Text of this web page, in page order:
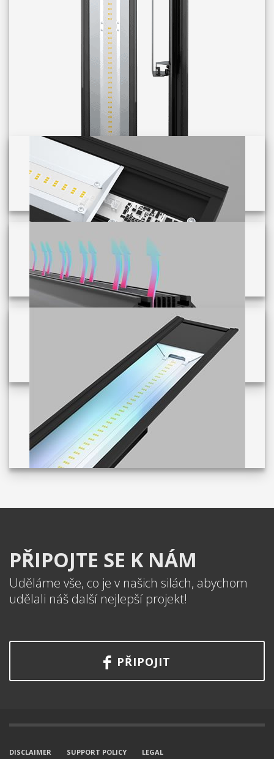
PŘIPOJTE SE K NÁM
Uděláme vše, co je v našich silách, abychom
udělali náš další nejlepší projekt!
PŘIPOJIT
DISCLAIMER SUPPORT POLICY LEGAL